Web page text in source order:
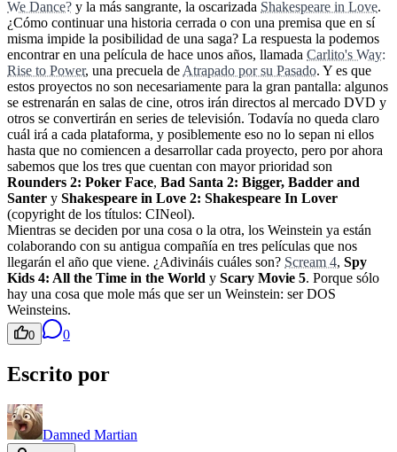
We Dance? y la más sangrante, la oscarizada Shakespeare in Love.
¿Cómo continuar una historia cerrada o con una premisa que en sí
misma impide la posibilidad de una saga? La respuesta la podemos
encontrar en una película de hace unos años, llamada Carlito's Way:
Rise to Power, una precuela de Atrapado por su Pasado. Y es que
estos proyectos no son necesariamente para la gran pantalla: algunos
se estrenarán en salas de cine, otros irán directos al mercado DVD y
otros se convertirán en series de televisión. Todavía no queda claro
cuál irá a cada plataforma, y posiblemente eso no lo sepan ni ellos
hasta que no comiencen a desarrollar cada proyecto, pero por ahora
sabemos que los tres que cuentan con mayor prioridad son
Rounders 2: Poker Face, Bad Santa 2: Bigger, Badder and
Santer y Shakespeare in Love 2: Shakespeare In Lover
(copyright de los títulos: CINeol).
Mientras se deciden por una cosa o la otra, los Weinstein ya están
colaborando con su antigua compañía en tres películas que nos
llegarán el año que viene. ¿Adivináis cuáles son? Scream 4, Spy
Kids 4: All the Time in the World y Scary Movie 5. Porque sólo
hay una cosa que mole más que ser un Weinstein: ser DOS
Weinsteins.
0 0
Escrito por
Damned Martian